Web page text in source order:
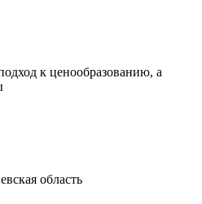
к ценообразованию, а
область